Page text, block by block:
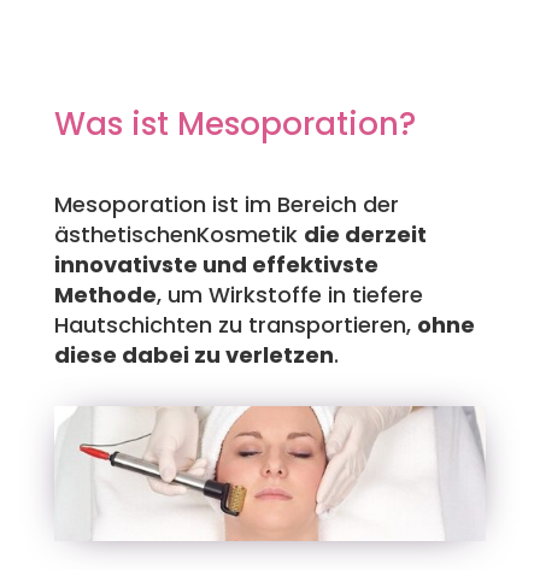
Was ist Mesoporation?
Mesoporation ist im Bereich der
ästhetischenKosmetik die derzeit
innovativste und effektivste
Methode, um Wirkstoffe in tiefere
Hautschichten zu transportieren, ohne
diese dabei zu verletzen.